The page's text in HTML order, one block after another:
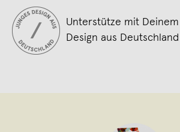
Unterstütze mit
Design aus Deutschland